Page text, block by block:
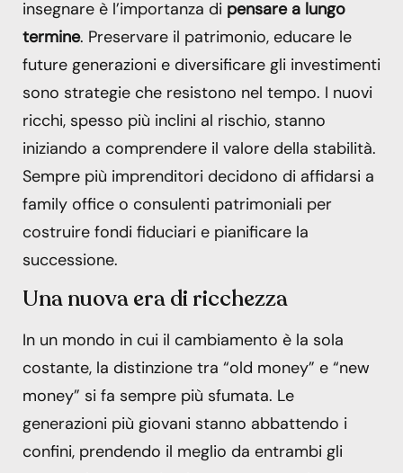
insegnare è l’importanza di pensare a lungo
termine. Preservare il patrimonio, educare le
future generazioni e diversificare gli investimenti
sono strategie che resistono nel tempo. I nuovi
ricchi, spesso più inclini al rischio, stanno
iniziando a comprendere il valore della stabilità.
Sempre più imprenditori decidono di affidarsi a
family office o consulenti patrimoniali per
costruire fondi fiduciari e pianificare la
successione.
Una nuova era di ricchezza
In un mondo in cui il cambiamento è la sola
costante, la distinzione tra “old money” e “new
money” si fa sempre più sfumata. Le
generazioni più giovani stanno abbattendo i
confini, prendendo il meglio da entrambi gli